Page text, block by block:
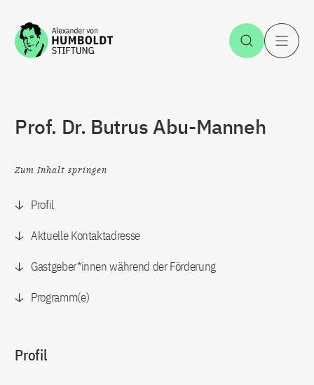
Zum Inhalt springen Suche
Prof. Dr. Butrus Abu-Manneh
Zum Inhalt springen
Profil
Aktuelle Kontaktadresse
Gastgeber*innen während der Förderung
Programm(e)
Profil